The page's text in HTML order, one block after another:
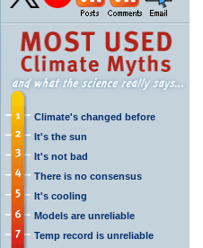
Climate's changed before
It's the sun
It's not bad
There is no consensus
It's cooling
Models are unreliable
Temp record is unreliable